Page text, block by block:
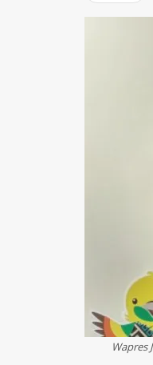
Wapres